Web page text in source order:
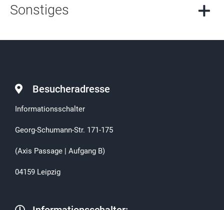
Sonstiges
Besucheradresse
Informationsschalter
Georg-Schumann-Str. 171-175
(Axis Passage | Aufgang B)
04159 Leipzig